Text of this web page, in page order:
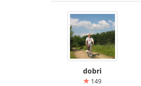
dobri
149